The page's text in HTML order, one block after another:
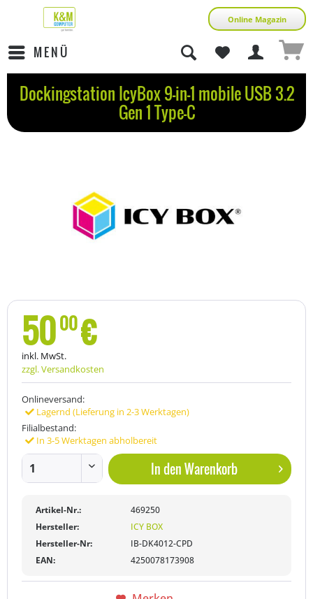
Online Magazin
MENÜ
Dockingstation IcyBox 9-in-1 mobile USB 3.2
Gen 1 Type-C
5000€
inkl. MwSt.
zzgl. Versandkosten
Onlineversand:
Lagernd (Lieferung in 2-3 Werktagen)
Filialbestand:
In 3-5 Werktagen abholbereit
In denWarenkorb
Artikel-Nr.:
469250
Hersteller:
ICY BOX
Hersteller-Nr:
IB-DK4012-CPD
EAN:
4250078173908